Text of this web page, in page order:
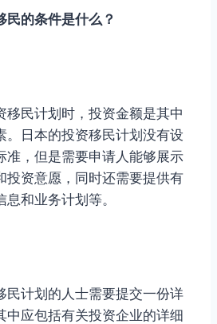
民的条件是什么？
民计划时，投资金额是其中
。日本的投资移民计划没有设
准，但是需要申请人能够展示
投资意愿，同时还需要提供有
和业务计划等。
计划的人士需要提交一份详
中应包括有关投资企业的详细